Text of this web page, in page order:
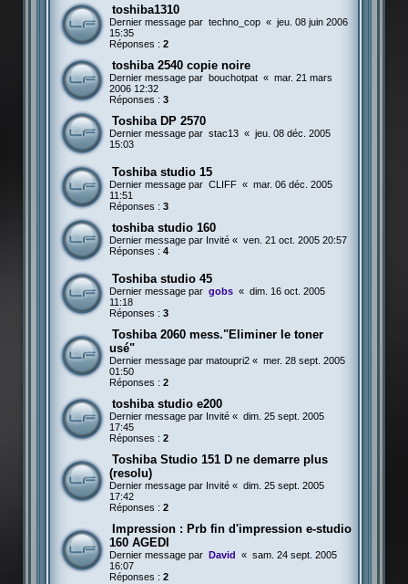
toshiba1310
Dernier message par techno_cop « jeu. 08 juin 2006
15:35
Réponses : 2
toshiba 2540 copie noire
Dernier message par bouchotpat « mar. 21 mars
2006 12:32
Réponses : 3
Toshiba DP 2570
Dernier message par stac13 « jeu. 08 déc. 2005
15:03
Toshiba studio 15
Dernier message par CLIFF « mar. 06 déc. 2005
11:51
Réponses : 3
toshiba studio 160
Dernier message par Invité« ven. 21 oct. 2005 20:57
Réponses : 4
Toshiba studio 45
Dernier message par gobs « dim. 16 oct. 2005
11:18
Réponses : 3
Toshiba 2060 mess."Eliminer le toner
usé"
Dernier message par matoupri2« mer. 28 sept. 2005
01:50
Réponses : 2
toshiba studio e200
Dernier message par Invité« dim. 25 sept. 2005
17:45
Réponses : 2
Toshiba Studio 151 D ne demarre plus
(resolu)
Dernier message par Invité« dim. 25 sept. 2005
17:42
Réponses : 2
Impression : Prb fin d'impression e-studio
160 AGEDI
Dernier message par David « sam. 24 sept. 2005
16:07
Réponses : 2